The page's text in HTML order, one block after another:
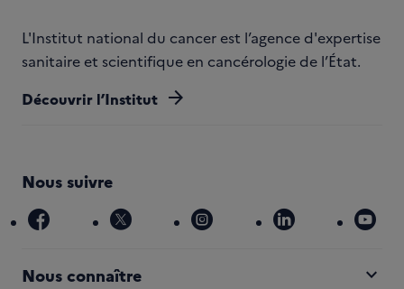
L'Institut national du cancer est l’agence d'expertise
sanitaire et scientifique en cancérologie de l’État.
Découvrir l’Institut arrow_forward
Nous suivre
facebook x instagram linkedin
Nous connaître expand_more